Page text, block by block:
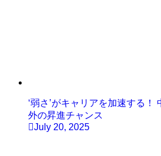
‘弱さ’がキャリアを加速する！
外の昇進チャンス
July 20, 2025